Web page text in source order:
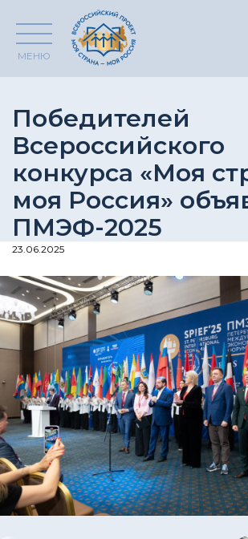
МЕНЮ
Победителей
Всероссийского
конкурса «Моя
моя Россия»
ПМЭФ-2025
23.06.2025